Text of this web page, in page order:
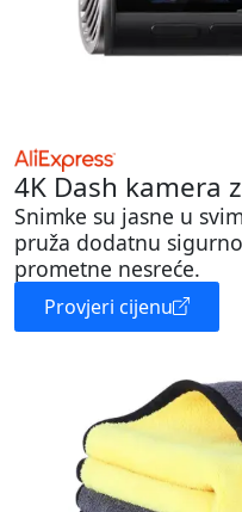
4K Dash kamera
Snimke su jasne u
pruža dodatnu
prometne nesreće.
Provjeri cijenu